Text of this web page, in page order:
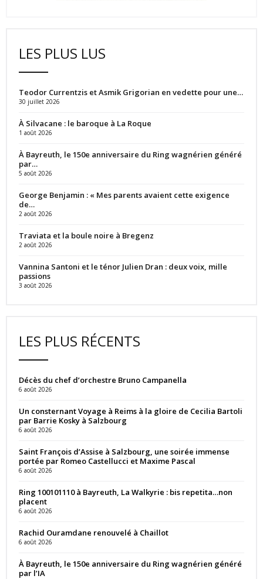
LES PLUS LUS
Teodor Currentzis et Asmik Grigorian en vedette pour une…
30 juillet 2026
À Silvacane : le baroque à La Roque
1 août 2026
À Bayreuth, le 150e anniversaire du Ring wagnérien généré
par…
5 août 2026
George Benjamin : « Mes parents avaient cette exigence
de…
2 août 2026
Traviata et la boule noire à Bregenz
2 août 2026
Vannina Santoni et le ténor Julien Dran : deux voix, mille
passions
3 août 2026
LES PLUS RÉCENTS
Décès du chef d’orchestre Bruno Campanella
6 août 2026
Un consternant Voyage à Reims à la gloire de Cecilia Bartoli
par Barrie Kosky à Salzbourg
6 août 2026
Saint François d’Assise à Salzbourg, une soirée immense
portée par Romeo Castellucci et Maxime Pascal
6 août 2026
Ring 100101110 à Bayreuth, La Walkyrie : bis repetita…non
placent
6 août 2026
Rachid Ouramdane renouvelé à Chaillot
6 août 2026
À Bayreuth, le 150e anniversaire du Ring wagnérien généré
par l’IA